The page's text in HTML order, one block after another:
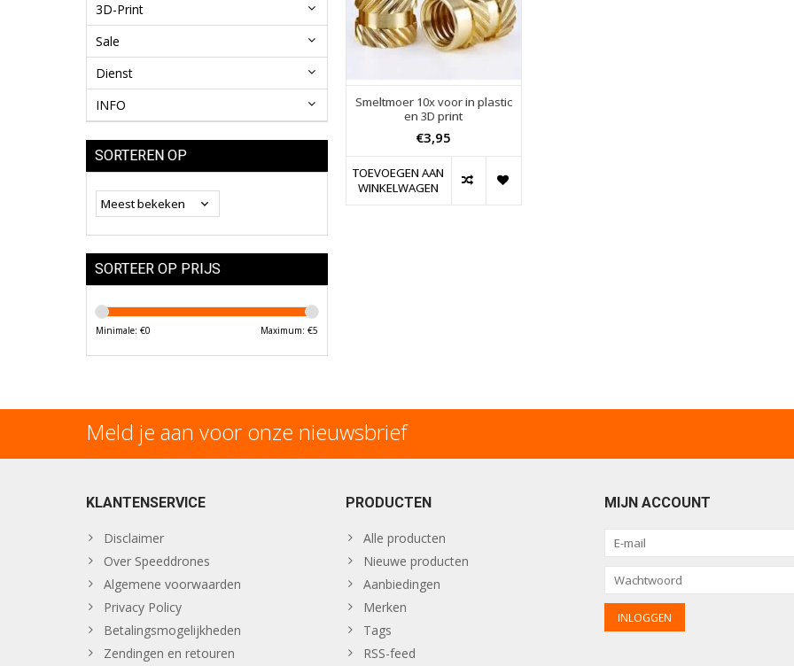
3D-Print
Sale
Dienst
INFO
SORTEREN OP
SORTEER OP PRIJS
Minimale: €0 Maximum: €5
Smeltmoer 10x voor in plastic
en 3D print
€3,95
TOEVOEGEN AAN
WINKELWAGEN
Meld je aan voor onze nieuwsbrief
KLANTENSERVICE
Disclaimer
Over Speeddrones
Algemene voorwaarden
Privacy Policy
Betalingsmogelijkheden
Zendingen en retouren
PRODUCTEN
Alle producten
Nieuwe producten
Aanbiedingen
Merken
Tags
RSS-feed
MIJN ACCOUNT